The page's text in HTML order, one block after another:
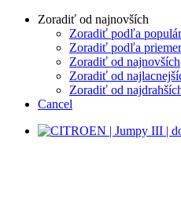
Zoradiť od najnovších
Zoradiť podľa
Zoradiť podľa
Zoradiť od najnovších
Zoradiť od
Zoradiť od
Cancel